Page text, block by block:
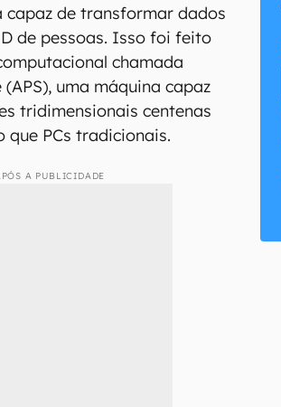
capaz de transformar dados
de pessoas. Isso foi feito
chamada
uma máquina capaz
tridimensionais centenas
que PCs tradicionais.
A PUBLICIDADE